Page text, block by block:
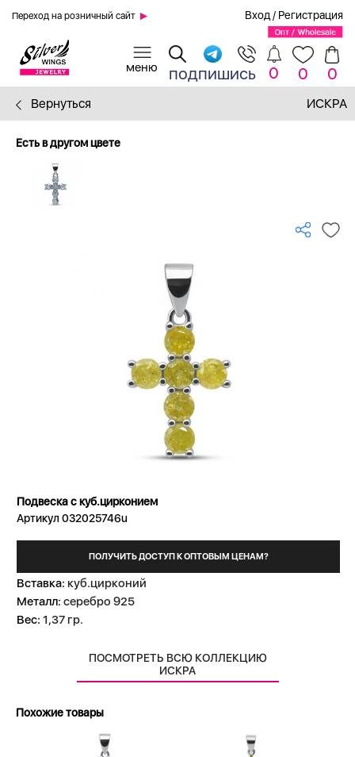
Переход на розничный сайт Вход / Регистрация
подпишись 0 0 0
Вернуться ИСКРА
Есть в другом цвете
Подвеска с куб.цирконием
Артикул 032025746u
ПОЛУЧИТЬ ДОСТУП К ОПТОВЫМ ЦЕНАМ?
Вставка: куб.цирконий
Металл: серебро 925
Вес: 1,37 гр.
ПОСМОТРЕТЬ ВСЮ КОЛЛЕКЦИЮ
ИСКРА
Похожие товары